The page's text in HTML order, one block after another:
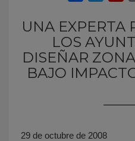
UNA EXPERTA
LOS
DISEÑAR
BAJO
29 de octubre de 2008